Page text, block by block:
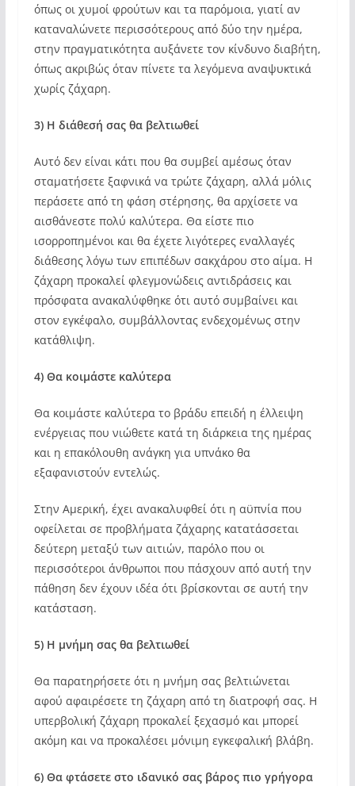
όπως οι χυμοί φρούτων και τα παρόμοια, γιατί αν
καταναλώνετε περισσότερους από δύο την ημέρα,
στην πραγματικότητα αυξάνετε τον κίνδυνο διαβήτη,
όπως ακριβώς όταν πίνετε τα λεγόμενα αναψυκτικά
χωρίς ζάχαρη.
3) Η διάθεσή σας θα βελτιωθεί
Αυτό δεν είναι κάτι που θα συμβεί αμέσως όταν
σταματήσετε ξαφνικά να τρώτε ζάχαρη, αλλά μόλις
περάσετε από τη φάση στέρησης, θα αρχίσετε να
αισθάνεστε πολύ καλύτερα. Θα είστε πιο
ισορροπημένοι και θα έχετε λιγότερες εναλλαγές
διάθεσης λόγω των επιπέδων σακχάρου στο αίμα. Η
ζάχαρη προκαλεί φλεγμονώδεις αντιδράσεις και
πρόσφατα ανακαλύφθηκε ότι αυτό συμβαίνει και
στον εγκέφαλο, συμβάλλοντας ενδεχομένως στην
κατάθλιψη.
4) Θα κοιμάστε καλύτερα
Θα κοιμάστε καλύτερα το βράδυ επειδή η έλλειψη
ενέργειας που νιώθετε κατά τη διάρκεια της ημέρας
και η επακόλουθη ανάγκη για υπνάκο θα
εξαφανιστούν εντελώς.
Στην Αμερική, έχει ανακαλυφθεί ότι η αϋπνία που
οφείλεται σε προβλήματα ζάχαρης κατατάσσεται
δεύτερη μεταξύ των αιτιών, παρόλο που οι
περισσότεροι άνθρωποι που πάσχουν από αυτή την
πάθηση δεν έχουν ιδέα ότι βρίσκονται σε αυτή την
κατάσταση.
5) Η μνήμη σας θα βελτιωθεί
Θα παρατηρήσετε ότι η μνήμη σας βελτιώνεται
αφού αφαιρέσετε τη ζάχαρη από τη διατροφή σας. Η
υπερβολική ζάχαρη προκαλεί ξεχασμό και μπορεί
ακόμη και να προκαλέσει μόνιμη εγκεφαλική βλάβη.
6) Θα φτάσετε στο ιδανικό σας βάρος πιο γρήγορα